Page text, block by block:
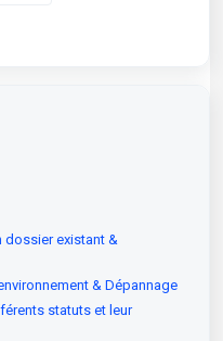
dossier existant &
& Dépannage
statuts et leur